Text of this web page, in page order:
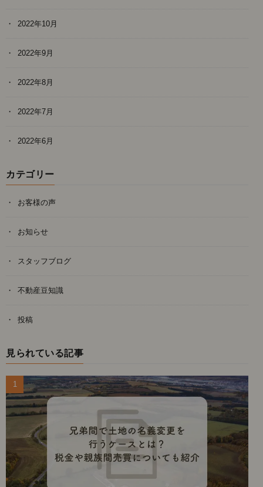
2022年10月
2022年9月
2022年8月
2022年7月
2022年6月
カテゴリー
お客様の声
お知らせ
スタッフブログ
不動産豆知識
投稿
見られている記事